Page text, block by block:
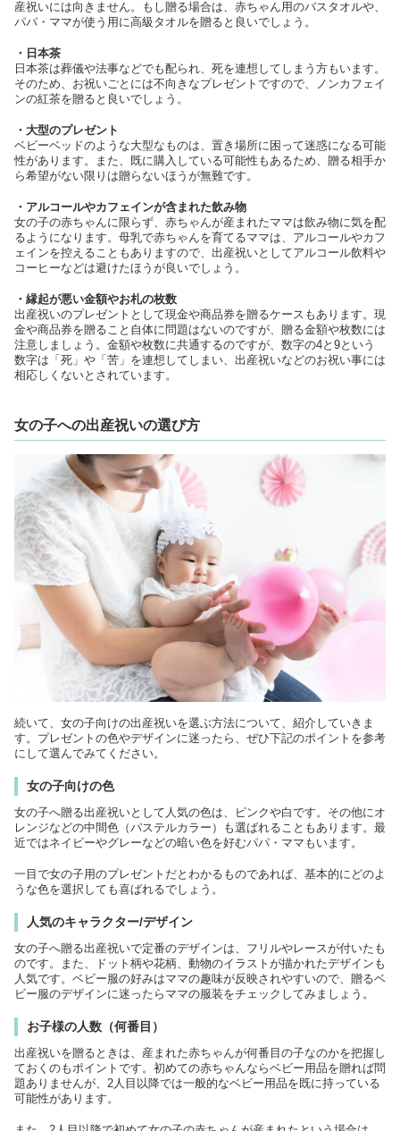
産祝いには向きません。もし贈る場合は、赤ちゃん用のバスタオルや、
パパ・ママが使う用に高級タオルを贈ると良いでしょう。
・日本茶
日本茶は葬儀や法事などでも配られ、死を連想してしまう方もいます。
そのため、お祝いごとには不向きなプレゼントですので、ノンカフェイ
ンの紅茶を贈ると良いでしょう。
・大型のプレゼント
ベビーベッドのような大型なものは、置き場所に困って迷惑になる可能
性があります。また、既に購入している可能性もあるため、贈る相手か
ら希望がない限りは贈らないほうが無難です。
・アルコールやカフェインが含まれた飲み物
女の子の赤ちゃんに限らず、赤ちゃんが産まれたママは飲み物に気を配
るようになります。母乳で赤ちゃんを育てるママは、アルコールやカフ
ェインを控えることもありますので、出産祝いとしてアルコール飲料や
コーヒーなどは避けたほうが良いでしょう。
・縁起が悪い金額やお札の枚数
出産祝いのプレゼントとして現金や商品券を贈るケースもあります。現
金や商品券を贈ること自体に問題はないのですが、贈る金額や枚数には
注意しましょう。金額や枚数に共通するのですが、数字の4と9という
数字は「死」や「苦」を連想してしまい、出産祝いなどのお祝い事には
相応しくないとされています。
女の子への出産祝いの選び方
続いて、女の子向けの出産祝いを選ぶ方法について、紹介していきま
す。プレゼントの色やデザインに迷ったら、ぜひ下記のポイントを参考
にして選んでみてください。
女の子向けの色
女の子へ贈る出産祝いとして人気の色は、ピンクや白です。その他にオ
レンジなどの中間色（パステルカラー）も選ばれることもあります。最
近ではネイビーやグレーなどの暗い色を好むパパ・ママもいます。
一目で女の子用のプレゼントだとわかるものであれば、基本的にどのよ
うな色を選択しても喜ばれるでしょう。
人気のキャラクター/デザイン
女の子へ贈る出産祝いで定番のデザインは、フリルやレースが付いたも
のです。また、ドット柄や花柄、動物のイラストが描かれたデザインも
人気です。ベビー服の好みはママの趣味が反映されやすいので、贈るベ
ビー服のデザインに迷ったらママの服装をチェックしてみましょう。
お子様の人数（何番目）
出産祝いを贈るときは、産まれた赤ちゃんが何番目の子なのかを把握し
ておくのもポイントです。初めての赤ちゃんならベビー用品を贈れば問
題ありませんが、2人目以降では一般的なベビー用品を既に持っている
可能性があります。